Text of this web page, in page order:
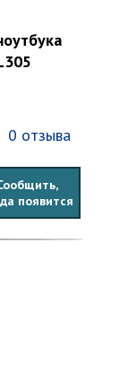
0 отзыва
появится